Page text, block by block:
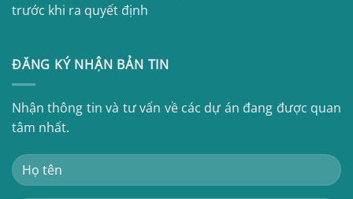
trước khi ra quyết định
ĐĂNG KÝ NHẬN BẢN TIN
Nhận thông tin và tư vấn về các dự án đang được quan
tâm nhất.